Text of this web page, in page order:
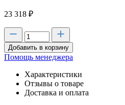
23 318 ₽
Добавить в корзину
Помощь менеджера
Характеристики
Отзывы о товаре
Доставка и оплата